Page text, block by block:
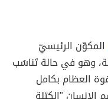
المكوّن الرئيسيّ
وهو في حالة تَناسُب
العظام بكامل